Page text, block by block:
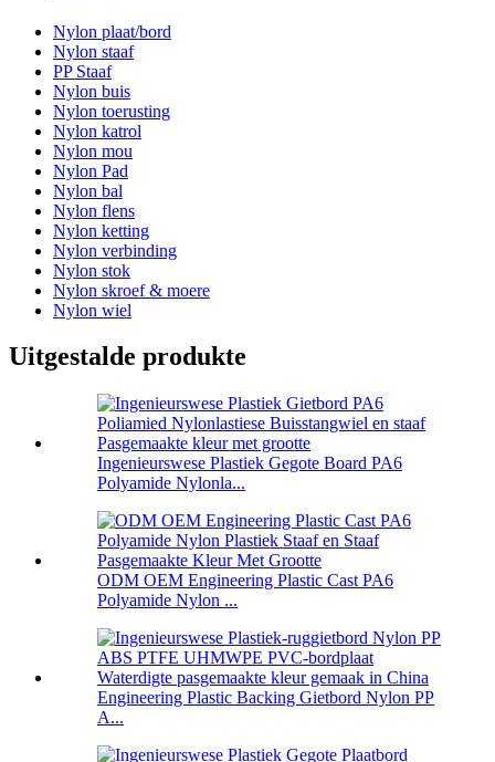
Nylon plaat/bord
Nylon staaf
PP Staaf
Nylon buis
Nylon toerusting
Nylon katrol
Nylon mou
Nylon Pad
Nylon bal
Nylon flens
Nylon ketting
Nylon verbinding
Nylon stok
Nylon skroef & moere
Nylon wiel
Uitgestalde produkte
Ingenieurswese Plastiek Gegote Board PA6
Polyamide Nylonla...
ODM OEM Engineering Plastic Cast PA6
Polyamide Nylon ...
Engineering Plastic Backing Gietbord Nylon PP
A...